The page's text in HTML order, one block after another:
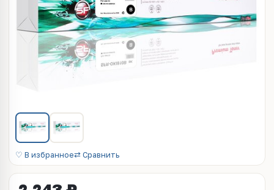
♡ В избранное⇄ Сравнить